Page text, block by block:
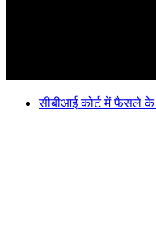
सीबीआई कोर्ट में फैसले